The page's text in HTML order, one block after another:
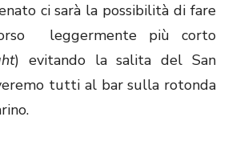
ci sarà la possibilità di fare
leggermente più corto
) evitando la salita del San
tutti al bar sulla rotonda